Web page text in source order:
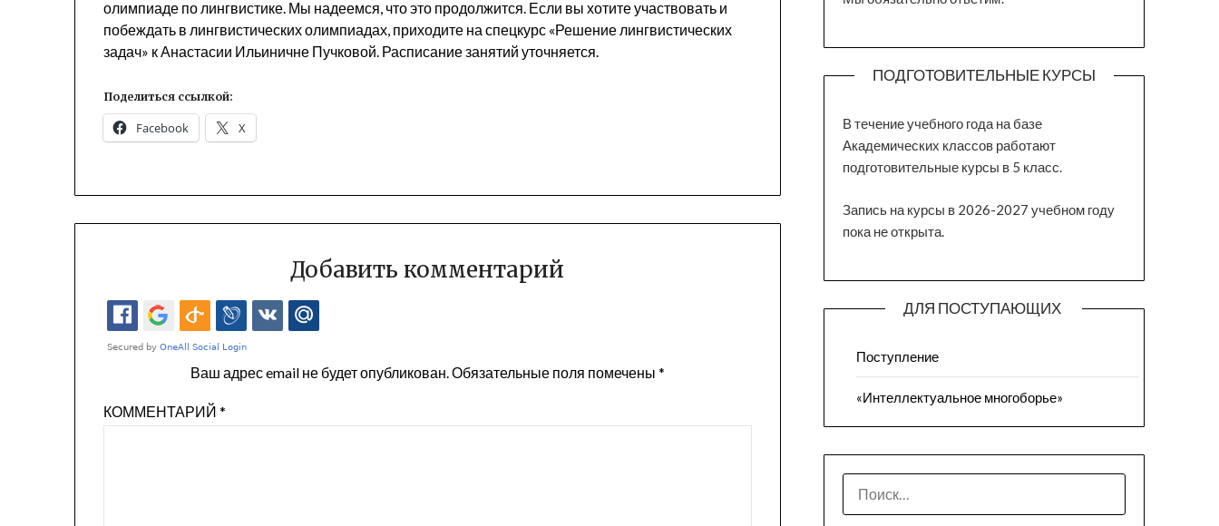
олимпиаде по лингвистике. Мы надеемся, что это продолжится. Если вы хотите участвовать и
побеждать в лингвистических олимпиадах, приходите на спецкурс «Решение лингвистических
задач» к Анастасии Ильиничне Пучковой. Расписание занятий уточняется.
Поделиться ссылкой:
Facebook X
Добавить комментарий
Ваш адрес email не будет опубликован.Обязательные поля помечены *
КОММЕНТАРИЙ*
ПОДГОТОВИТЕЛЬНЫЕ КУРСЫ
В течение учебного года на базе
Академических классов работают
подготовительные курсы в 5 класс.
Запись на курсы в 2026-2027 учебном году
пока не открыта.
ДЛЯ ПОСТУПАЮЩИХ
Поступление
«Интеллектуальное многоборье»